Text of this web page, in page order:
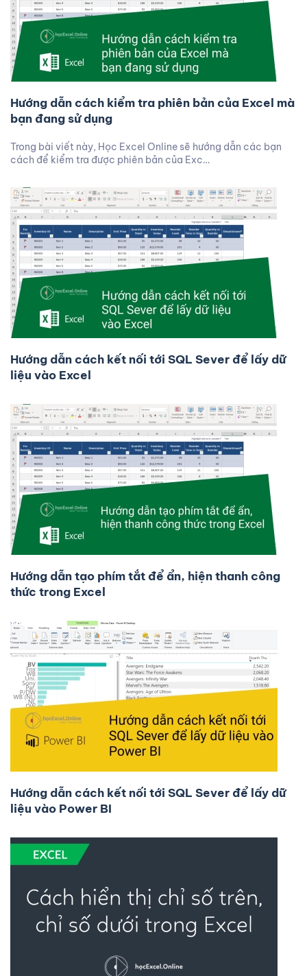
Hướng dẫn cách kiểm tra phiên bản của Excel mà
bạn đang sử dụng
Trong bài viết này, Học Excel Online sẽ hướng dẫn các bạn
cách để kiểm tra được phiên bản của Exc…
Hướng dẫn cách kết nối tới SQL Sever để lấy dữ
liệu vào Excel
Hướng dẫn tạo phím tắt để ẩn, hiện thanh công
thức trong Excel
Hướng dẫn cách kết nối tới SQL Sever để lấy dữ
liệu vào Power BI